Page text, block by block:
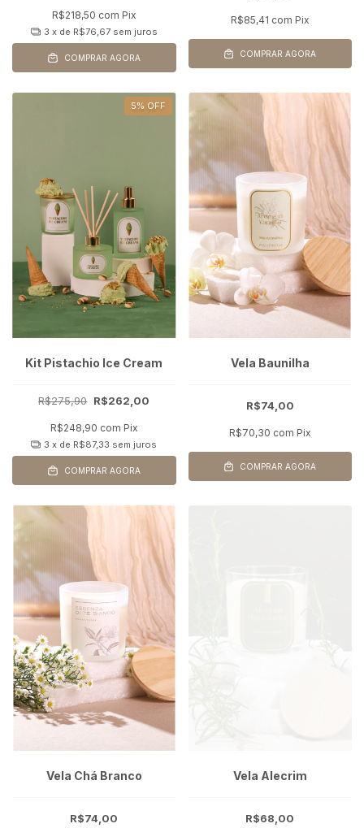
R$218,50 com Pix
3 x de R$76,67 sem juros
COMPRAR AGORA
R$85,41 com Pix
COMPRAR AGORA
5% OFF
Kit Pistachio Ice Cream
R$275,90 R$262,00
R$248,90 com Pix
3 x de R$87,33 sem juros
COMPRAR AGORA
Vela Baunilha
R$74,00
R$70,30 com Pix
COMPRAR AGORA
Vela Chá Branco
R$74,00
Vela Alecrim
R$68,00